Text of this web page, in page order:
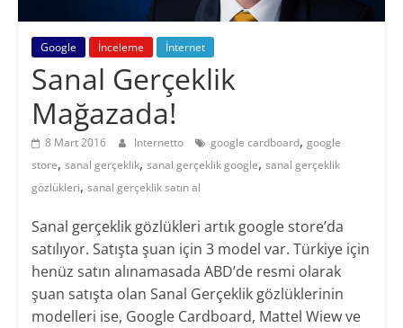
Google İnceleme İnternet
Sanal Gerçeklik
Mağazada!
8 Mart 2016 Internetto google cardboard, google
store, sanal gerçeklik, sanal gerçeklik google, sanal gerçeklik
gözlükleri, sanal gerçeklik satın al
Sanal gerçeklik gözlükleri artık google store’da
satılıyor. Satışta şuan için 3 model var. Türkiye için
henüz satın alınamasada ABD’de resmi olarak
şuan satışta olan Sanal Gerçeklik gözlüklerinin
modelleri ise, Google Cardboard, Mattel Wiew ve